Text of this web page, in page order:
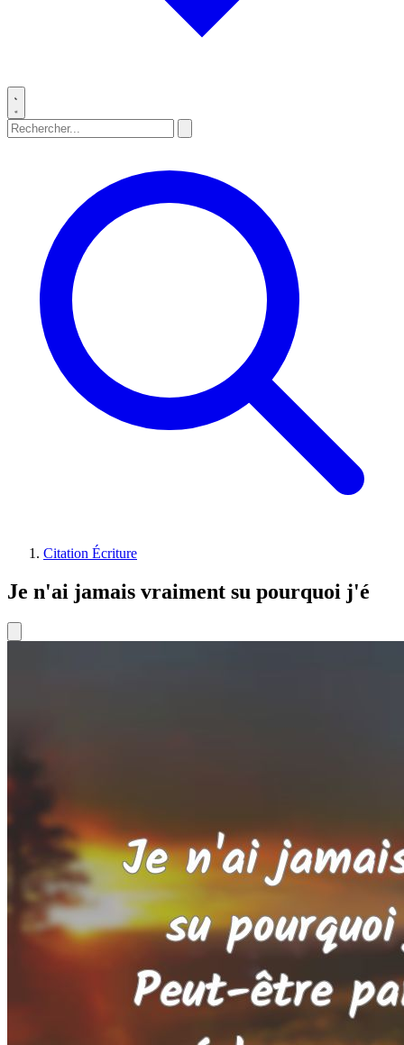
Citation Écriture
Je n'ai jamais vraiment su pourquoi j'é